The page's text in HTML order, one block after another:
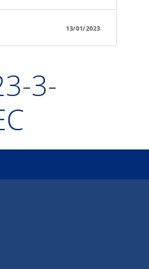
13/01/2023
3-